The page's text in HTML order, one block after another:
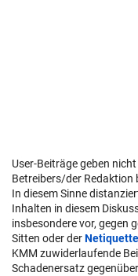
User-Beiträge geben
Betreibers/der Redaktion
In diesem Sinne
Inhalten in diesem
insbesondere vor, gegen
Sitten oder derNetiquette
KMM zuwiderlaufende
Schadenersatz